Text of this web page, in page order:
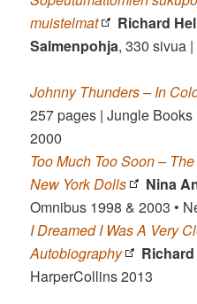
muistelmat
Richard
Salmenpohja, 330 sivua
Johnny Thunders – In
257 pages | Jungle
2000
Too Much Too Soon –
New York Dolls
Nina
Omnibus 1998 & 2003 •
I Dreamed I Was A Very
Autobiography
HarperCollins 2013